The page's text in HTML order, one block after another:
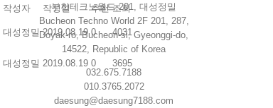
작성자 작성일 추천 조회
대성정밀 2019.08.19 0 4031
대성정밀 2019.08.19 0 3695
부천테크노월드 201, 대성정밀
Bucheon Techno World 2F 201, 287,
Doyak-ro, Bucheon-si, Gyeonggi-do,
14522, Republic of Korea
032.675.7188
010.3765.2072
daesung@daesung7188.com